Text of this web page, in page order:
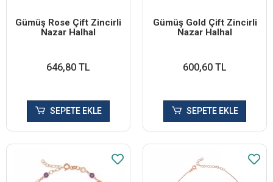
Gümüş Rose Çift Zincirli
Nazar Halhal
646,80 TL
SEPETE EKLE
Gümüş Gold Çift Zincirli
Nazar Halhal
600,60 TL
SEPETE EKLE